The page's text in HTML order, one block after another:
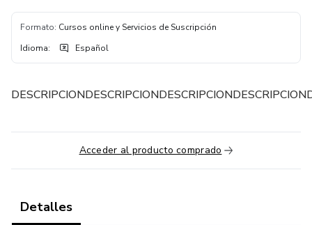
Formato: Cursos online y Servicios de Suscripción
Idioma: Español
Acceder al producto comprado
Detalles